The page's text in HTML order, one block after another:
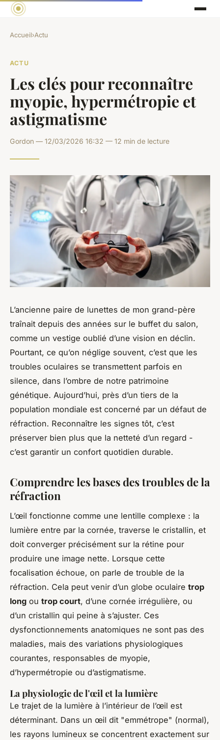
Accueil›Actu
ACTU
Les clés pour reconnaître
myopie, hypermétropie et
astigmatisme
Gordon — 12/03/2026 16:32 — 12 min de lecture
L’ancienne paire de lunettes de mon grand-père
traînait depuis des années sur le buffet du salon,
comme un vestige oublié d’une vision en déclin.
Pourtant, ce qu’on néglige souvent, c’est que les
troubles oculaires se transmettent parfois en
silence, dans l’ombre de notre patrimoine
génétique. Aujourd’hui, près d’un tiers de la
population mondiale est concerné par un défaut de
réfraction. Reconnaître les signes tôt, c’est
préserver bien plus que la netteté d’un regard -
c’est garantir un confort quotidien durable.
Comprendre les bases des troubles de la
réfraction
L’œil fonctionne comme une lentille complexe : la
lumière entre par la cornée, traverse le cristallin, et
doit converger précisément sur la rétine pour
produire une image nette. Lorsque cette
focalisation échoue, on parle de trouble de la
réfraction. Cela peut venir d’un globe oculaire trop
long ou trop court, d’une cornée irrégulière, ou
d’un cristallin qui peine à s’ajuster. Ces
dysfonctionnements anatomiques ne sont pas des
maladies, mais des variations physiologiques
courantes, responsables de myopie,
d’hypermétropie ou d’astigmatisme.
La physiologie de l'œil et la lumière
Le trajet de la lumière à l’intérieur de l’œil est
déterminant. Dans un œil dit "emmétrope" (normal),
les rayons lumineux se concentrent exactement sur